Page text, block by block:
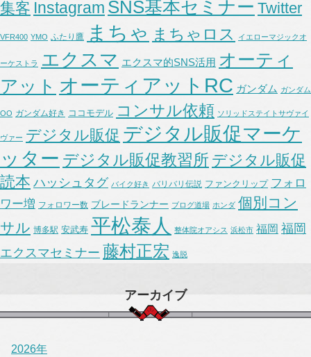
集客 Instagram SNS基本セミナー Twitter
VFR400 YMO ふたり鷹 まちゃ まちゃロス イエローマジックオ
ーケストラ エクスマ エクスマ的SNS活用 オーティ
アット オーティアットRC ガンダム ガンダム
OO ガンダム好き ココモデル コンサル依頼 ソリッドステイトサヴァイ
ヴァー デジタル販促 デジタル販促マーケ
ッター デジタル販促教習所 デジタル販促
読本 ハッシュタグ バイク好き バリバリ伝説 ファンクリップ フォロ
ワー増 フォロワー数 ブレードランナー ブログ道場 ホンダ 個別コン
サル 博多駅 安武寿 平松泰人 整体院オアシス 浜松市 福岡 福岡
エクスマセミナー 藤村正宏 逸脱
アーカイブ
2026年